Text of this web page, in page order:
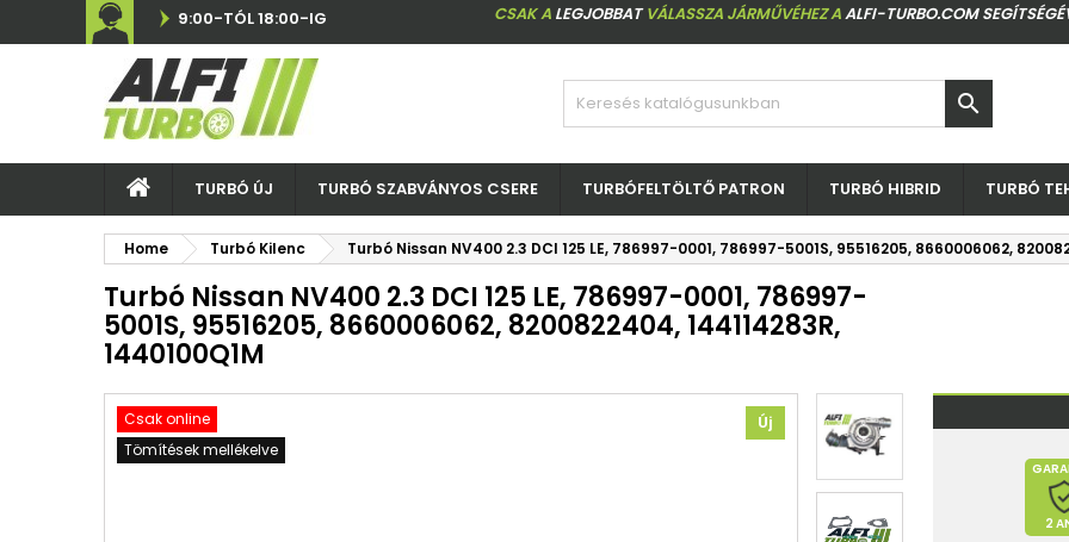
9:00-TÓL 18:00-IG CSAK A LEGJOBBATVÁLASSZA JÁRMŰVÉHEZ AALFI-TURBO.COM

TURBÓ ÚJ TURBÓ SZABVÁNYOS CSERE TURBÓFELTÖLTŐ PATRON TURBÓ HIBRID TURBÓ
Home Turbó Kilenc Turbó Nissan NV400 2.3 DCI 125 LE, 786997-0001, 786997-5001S, 95516205, 8660006062,
Turbó Nissan NV400 2.3 DCI 125 LE, 786997-0001, 786997-
5001S, 95516205, 8660006062, 8200822404, 144114283R,
1440100Q1M
Csak online
Tömítések mellékelve
Új
2